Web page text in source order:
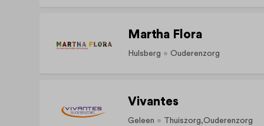
Martha Flora
Hulsberg Ouderenzorg
Vivantes
Geleen Thuiszorg Ouderenzorg